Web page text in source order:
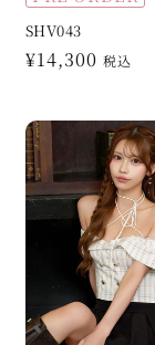
SHV043
通
格
¥14,300 税込